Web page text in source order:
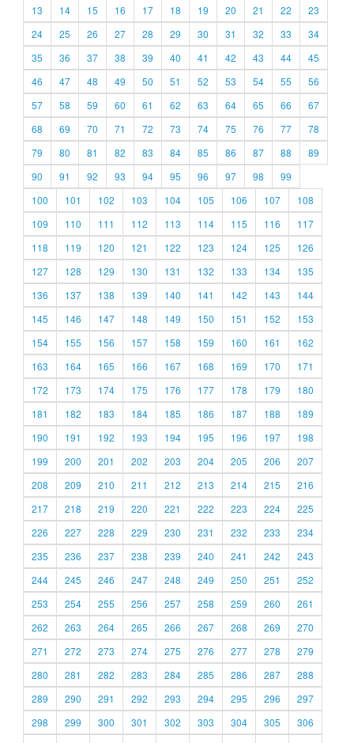
13
14 15 16 17 18 19 20 21 22
23
24
25 26 27 28 29 30 31 32 33
34
35
36 37 38 39 40 41 42 43 44
45
46
47 48 49 50 51 52 53 54 55
56
57
58 59 60 61 62 63 64 65 66
67
68
69 70 71 72 73 74 75 76 77
78
79
80 81 82 83 84 85 86 87 88
89
90
91 92 93 94 95 96 97 98
99
100
101 102 103 104 105 106 107
108
109
110 111 112 113 114 115 116
117
118
119 120 121 122 123 124 125
126
127
128 129 130 131 132 133 134
135
136
137 138 139 140 141 142 143
144
145
146 147 148 149 150 151 152
153
154
155 156 157 158 159 160 161
162
163
164 165 166 167 168 169 170
171
172
173 174 175 176 177 178 179
180
181
182 183 184 185 186 187 188
189
190
191 192 193 194 195 196 197
198
199
200 201 202 203 204 205 206
207
208
209 210 211 212 213 214 215
216
217
218 219 220 221 222 223 224
225
226
227 228 229 230 231 232 233
234
235
236 237 238 239 240 241 242
243
244
245 246 247 248 249 250 251
252
253
254 255 256 257 258 259 260
261
262
263 264 265 266 267 268 269
270
271
272 273 274 275 276 277 278
279
280
281 282 283 284 285 286 287
288
289
290 291 292 293 294 295 296
297
298
299 300 301 302 303 304 305
306